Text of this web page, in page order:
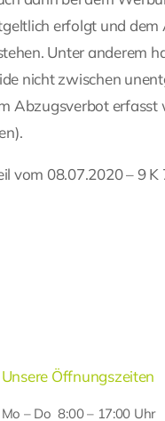
erfolgt und
Unter anderem
nicht zwischen
Abzugsverbot
vom 08.07.2020 – 9
Unsere Öffnungszeiten
Mo – Do 8:00 – 17:00 Uhr